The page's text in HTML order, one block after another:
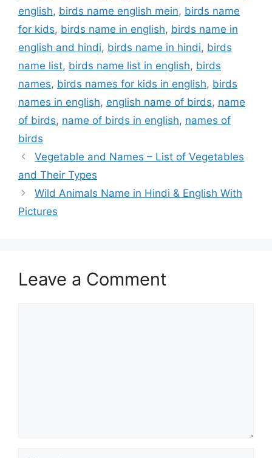
english, birds name english mein, birds name
for kids, birds name in english, birds name in
english and hindi, birds name in hindi, birds
name list, birds name list in english, birds
names, birds names for kids in english, birds
names in english, english name of birds, name
of birds, name of birds in english, names of
birds
Vegetable and Names – List of Vegetables
and Their Types
Wild Animals Name in Hindi & English With
Pictures
Leave a Comment